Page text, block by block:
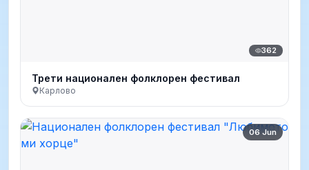
362
Трети национален фолклорен фестивал
Карлово
06 Jun